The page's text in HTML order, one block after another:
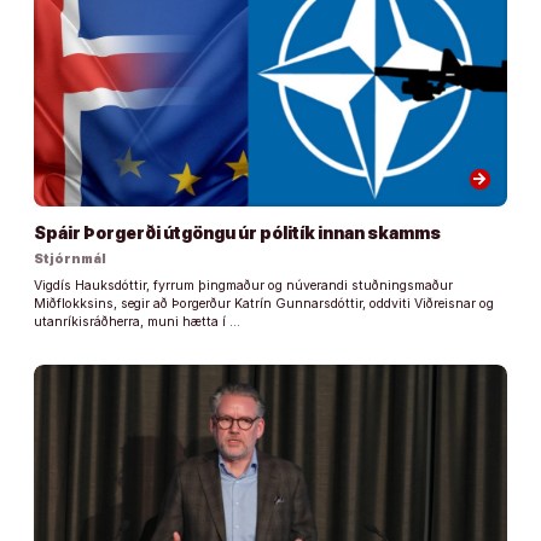
arrow_forward
Spáir Þorgerði útgöngu úr pólitík innan skamms
Stjórnmál
Vigdís Hauksdóttir, fyrrum þingmaður og núverandi stuðningsmaður
Miðflokksins, segir að Þorgerður Katrín Gunnarsdóttir, oddviti Viðreisnar og
utanríkisráðherra, muni hætta í …